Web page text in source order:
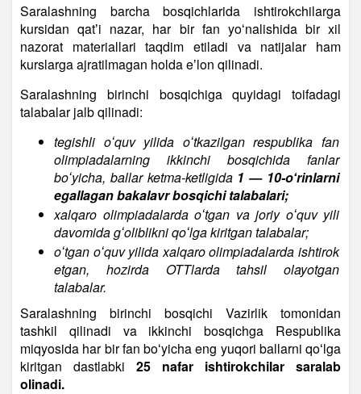
Saralashning barcha bosqichlarida ishtirokchilarga
kursidan qatʼi nazar, har bir fan yoʻnalishida bir xil
nazorat materiallari taqdim etiladi va natijalar ham
kurslarga ajratilmagan holda eʼlon qilinadi.
Saralashning birinchi bosqichiga quyidagi toifadagi
talabalar jalb qilinadi:
tegishli oʻquv yilida oʻtkazilgan respublika fan
olimpiadalarning ikkinchi bosqichida fanlar
boʻyicha, ballar ketma-ketligida1 — 10-oʻrinlarni
egallagan bakalavr bosqichi talabalari;
xalqaro olimpiadalarda oʻtgan va joriy oʻquv yili
davomida gʻoliblikni qoʻlga kiritgan talabalar;
oʻtgan oʻquv yilida xalqaro olimpiadalarda ishtirok
etgan, hozirda OTTlarda tahsil olayotgan
talabalar.
Saralashning birinchi bosqichi Vazirlik tomonidan
tashkil qilinadi va ikkinchi bosqichga Respublika
miqyosida har bir fan boʻyicha eng yuqori ballarni qoʻlga
kiritgan dastlabki 25 nafar ishtirokchilar saralab
olinadi.